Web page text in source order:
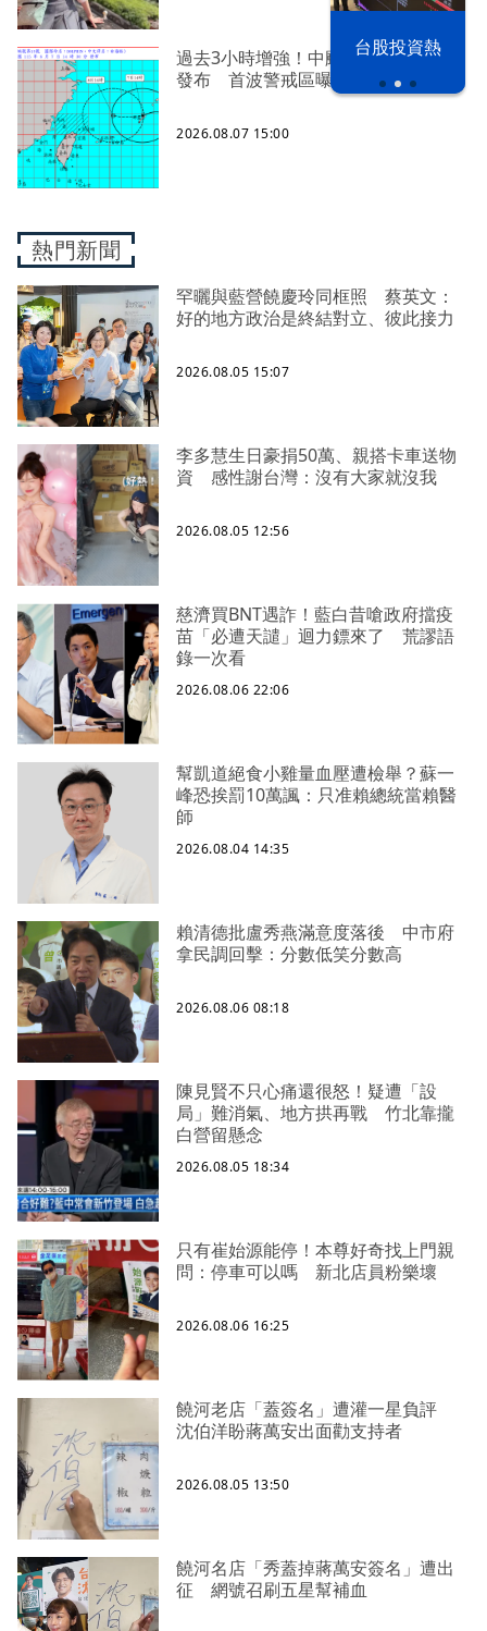
漢光42演習 台股投資熱
過去3小時增強！中颱「白海豚」海警
發布 首波警戒區曝
2026.08.07 15:00
熱門新聞
罕曬與藍營饒慶玲同框照 蔡英文：
好的地方政治是終結對立、彼此接力
2026.08.05 15:07
李多慧生日豪捐50萬、親搭卡車送物
資 感性謝台灣：沒有大家就沒我
2026.08.05 12:56
慈濟買BNT遇詐！藍白昔嗆政府擋疫
苗「必遭天譴」迴力鏢來了 荒謬語
錄一次看
2026.08.06 22:06
幫凱道絕食小雞量血壓遭檢舉？蘇一
峰恐挨罰10萬諷：只准賴總統當賴醫
師
2026.08.04 14:35
賴清德批盧秀燕滿意度落後 中市府
拿民調回擊：分數低笑分數高
2026.08.06 08:18
陳見賢不只心痛還很怒！疑遭「設
局」難消氣、地方拱再戰 竹北靠攏
白營留懸念
2026.08.05 18:34
只有崔始源能停！本尊好奇找上門親
問：停車可以嗎 新北店員粉樂壞
2026.08.06 16:25
饒河老店「蓋簽名」遭灌一星負評
沈伯洋盼蔣萬安出面勸支持者
2026.08.05 13:50
饒河名店「秀蓋掉蔣萬安簽名」遭出
征 網號召刷五星幫補血